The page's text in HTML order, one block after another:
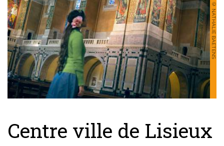
© NATHALIE BAETENS
Centre ville de Lisieux